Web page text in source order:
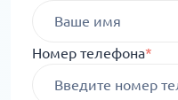
Номер телефона*